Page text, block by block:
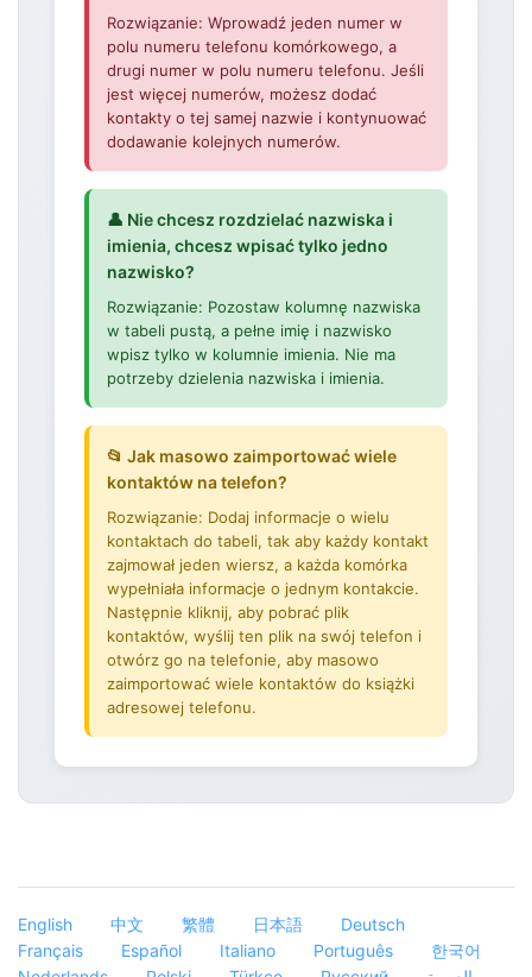
Rozwiązanie: Wprowadź jeden numer w
polu numeru telefonu komórkowego, a
drugi numer w polu numeru telefonu. Jeśli
jest więcej numerów, możesz dodać
kontakty o tej samej nazwie i kontynuować
dodawanie kolejnych numerów.
👤 Nie chcesz rozdzielać nazwiska i
imienia, chcesz wpisać tylko jedno
nazwisko?
Rozwiązanie: Pozostaw kolumnę nazwiska
w tabeli pustą, a pełne imię i nazwisko
wpisz tylko w kolumnie imienia. Nie ma
potrzeby dzielenia nazwiska i imienia.
📂 Jak masowo zaimportować wiele
kontaktów na telefon?
Rozwiązanie: Dodaj informacje o wielu
kontaktach do tabeli, tak aby każdy kontakt
zajmował jeden wiersz, a każda komórka
wypełniała informacje o jednym kontakcie.
Następnie kliknij, aby pobrać plik
kontaktów, wyślij ten plik na swój telefon i
otwórz go na telefonie, aby masowo
zaimportować wiele kontaktów do książki
adresowej telefonu.
English 中文 繁體 日本語
Deutsch
Français
Español Italiano Português
한국어